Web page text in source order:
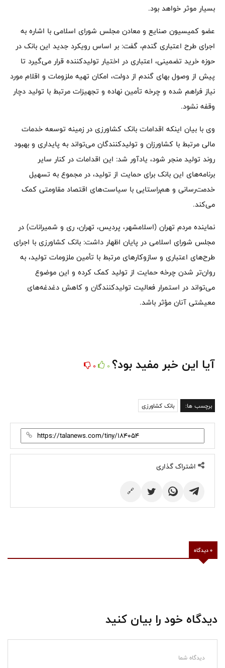
بسیار موثر خواهد بود.
عضو کمیسیون صنایع و معادن مجلس شورای اسلامی با اشاره به
اجرای طرح اعتباری گندم، گفت: بر اساس رویکرد جدید این بانک در
حوزه خرید تضمینی، اعتباری در اختیار تولیدکننده قرار می‌گیرد تا
پیش از وصول بهای گندم از دولت، امکان تهیه ملزومات و اقلام مورد
نیاز فراهم شده و چرخه تأمین نهاده و تجهیزات مرتبط با تولید دچار
وقفه نشود.
وی با بیان اینکه اقدامات بانک کشاورزی در زمینه توسعه خدمات
مالی مرتبط با کشاورزان و تولیدکنندگان می‌تواند به پایداری و بهبود
روند تولید منجر شود، یادآور شد: این اقدامات در کنار سایر
برنامه‌های این بانک برای حمایت از تولید، در مجموع به تسهیل
خدمت‌رسانی و هم‌راستایی با سیاست‌های اقتصاد مقاومتی کمک
می‌کند.
نماینده مردم تهران (اسلامشهر، پردیس، تهران، ری و شمیرانات) در
مجلس شورای اسلامی در پایان اظهار داشت: بانک کشاورزی با اجرای
طرح‌های اعتباری و سازوکارهای مرتبط با تأمین ملزومات تولید، به
روان‌تر شدن چرخه حمایت از تولید کمک کرده و این موضوع
می‌تواند در استمرار فعالیت تولیدکنندگان و کاهش دغدغه‌های
معیشتی آنان مؤثر باشد.
آیا این خبر مفید بود؟ 0
0
برچسب ها: بانک کشاورزی
اشتراک گذاری
🔗
0 دیدگاه
دیدگاه خود را بیان کنید